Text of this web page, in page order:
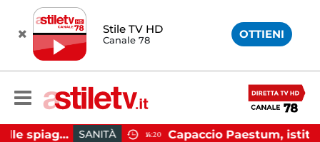
Stile TV HD
Canale 78 OTTIENI
Montecorice, blitz sulle spiagge libere: sequestrati oltre 300 ombrelloni e lettini lasciati sull’arenile SANITÀ 14:20